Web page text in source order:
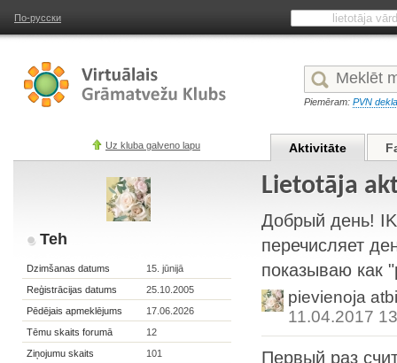
По-русски
Piemēram: PVN
Uz kluba galveno lapu Aktivitāte
Teh
Dzimšanas datums
15. jūnijā
Reģistrācijas datums
25.10.2005
Pēdējais apmeklējums
17.06.2026
Tēmu skaits forumā
12
Ziņojumu skaits
101
Lietotāja
Добрый день! IK
перечисляет
показываю как
pievienoja
11.04.2017
Первый раз